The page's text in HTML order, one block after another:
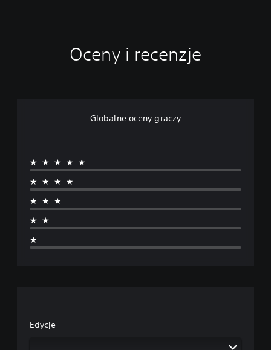
Oceny i recenzje
Globalne oceny graczy
★★★★★
★★★★
★★★
★★
★
Edycje